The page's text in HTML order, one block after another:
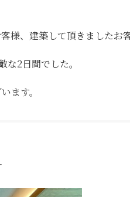
様、建築して頂きましたお
2日間でした。
ます。